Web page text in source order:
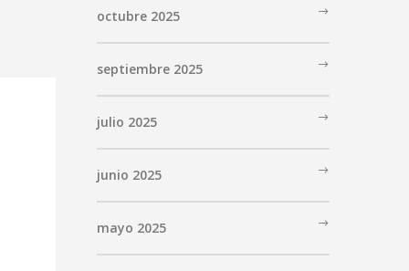
octubre 2025
septiembre 2025
julio 2025
junio 2025
mayo 2025